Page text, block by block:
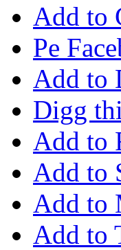
Add to
Pe
Add to
Digg
Add to
Add to
Add to
Add to